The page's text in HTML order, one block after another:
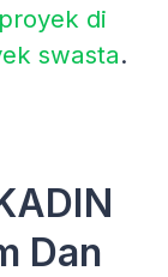
di
swasta.
Dan